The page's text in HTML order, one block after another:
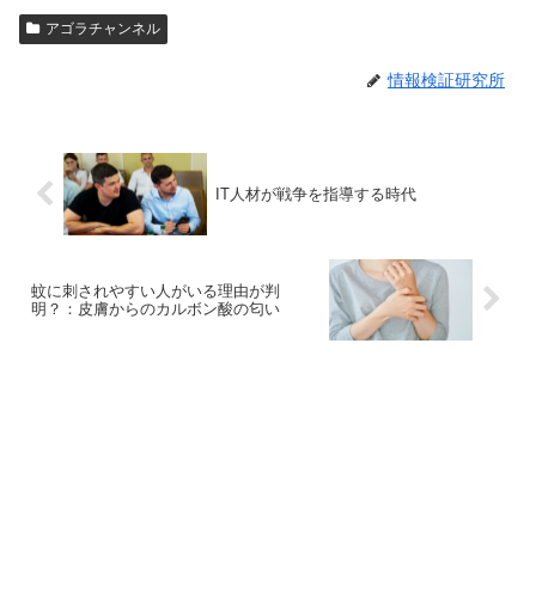
アゴラチャンネル
情報検証研究所
IT人材が戦争を指導する時代
蚊に刺されやすい人がいる理由が判
明？：皮膚からのカルボン酸の匂い